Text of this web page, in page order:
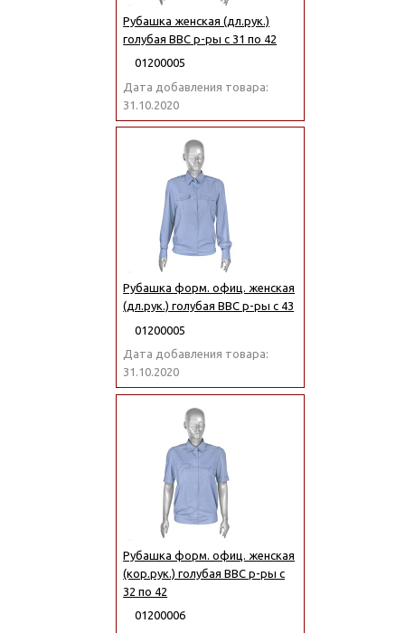
Рубашка женская (дл.рук.)
голубая ВВС р-ры с 31 по 42
01200005
Дата добавления товара:
31.10.2020
Рубашка форм. офиц. женская
(дл.рук.) голубая ВВС р-ры с 43
01200005
Дата добавления товара:
31.10.2020
Рубашка форм. офиц. женская
(кор.рук.) голубая ВВС р-ры с
32 по 42
01200006